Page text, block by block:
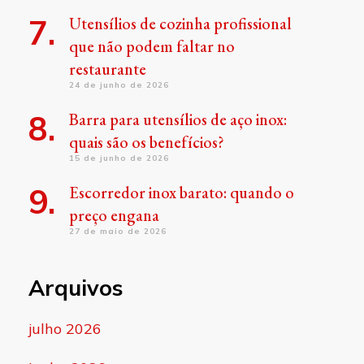
Utensílios de cozinha profissional
que não podem faltar no
restaurante
24 de junho de 2026
Barra para utensílios de aço inox:
quais são os benefícios?
15 de junho de 2026
Escorredor inox barato: quando o
preço engana
27 de maio de 2026
Arquivos
julho 2026